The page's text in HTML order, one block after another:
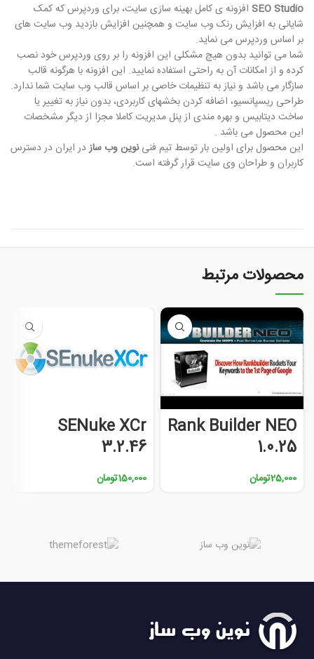
SEO Studio افزونه ی کامل بهینه سازی سایت، برای وردپرس که کمک
شایانی به افزایش رنک وب سایت و همچنین افزایش بازدید وب سایت های
بر اساس وردپرس می نماید.
شما می توانید بدون هیچ مشکلی این افزونه را بر روی وردپرس خود نصب
کرده و از امکانات آن به راحتی استفاده نمایید. این افزونه با هرگونه قالب
سازگار می باشد و نیاز به تنظیمات خاصی بر اساس قالب وب سایت شما ندارد.
طراحی ریسپانسیو، اضافه کردن بخشهای کاربردی، بدون نیاز به تغییر یا
ساخت دیتابیس و بهره مندی از پنل مدیریت کاملا مجزا از دیگر مشخصات
این محصول می باشد .
این محصول برای اولین بار توسط تیم فنینوین وب سازدر ایران در دسترس
کاربران و طراحان وی سایت قرار گرفته است.
محصولات مرتبط
Rank Builder NEO
1.0.25
25,000تومان
SENuke XCr
3.2.46
150,000تومان